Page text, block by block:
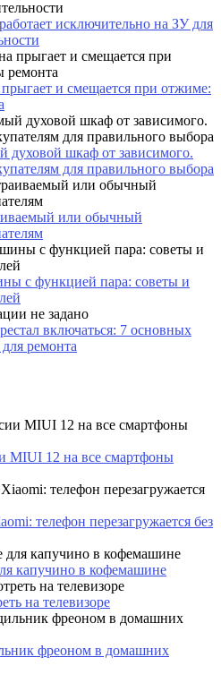
исключительно на ЗУ для
и смещается при отжиме:
духовой шкаф от зависимого.
для правильного выбора
или обычный
с функцией пара: советы и
включаться: 7 основных
ремонта
MIUI 12 на все смартфоны
телефон перезагружается без
капучино в кофемашине
на телевизоре
фреоном в домашних